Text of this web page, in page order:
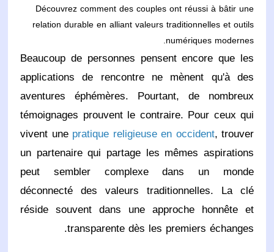
Découvrez comment des couples ont réussi à bâtir une
relation durable en alliant valeurs traditionnelles et outils
numériques modernes.
Beaucoup de personnes pensent encore que les
applications de rencontre ne mènent qu'à des
aventures éphémères. Pourtant, de nombreux
témoignages prouvent le contraire. Pour ceux qui
vivent une pratique religieuse en occident, trouver
un partenaire qui partage les mêmes aspirations
peut sembler complexe dans un monde
déconnecté des valeurs traditionnelles. La clé
réside souvent dans une approche honnête et
transparente dès les premiers échanges.